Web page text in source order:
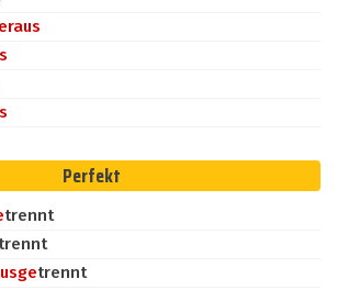
Perfekt
trennt
trennt
getrennt